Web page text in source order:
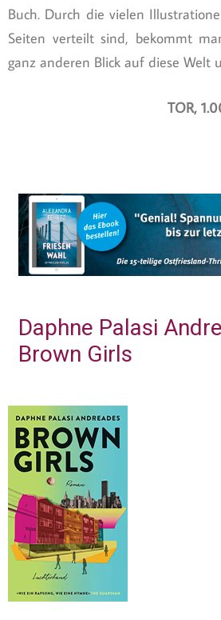
Buch. Durch die vielen
Seiten verteilt sind, bekommt
ganz anderen Blick auf diese Welt
TOR,
Daphne Palasi
Brown Girls